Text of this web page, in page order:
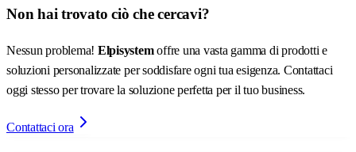
Non hai trovato ciò che cercavi?
Nessun problema! Elpisystemoffre una vasta gamma di prodotti e
soluzioni personalizzate per soddisfare ogni tua esigenza. Contattaci
oggi stesso per trovare la soluzione perfetta per il tuo business.
Contattaci ora